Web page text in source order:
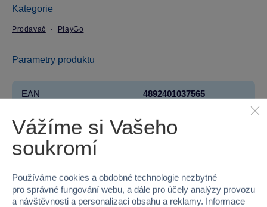
Kategorie
Prodavač PlayGo
Parametry produktu
EAN 4892401037565
Kód produktu 49P-3756
Značka
Věk od 2
Pohlaví HOLKA, KLUK
Vážíme si Vašeho
soukromí
Používáme cookies a obdobné technologie nezbytné
pro správné fungování webu, a dále pro účely analýzy provozu
a návštěvnosti a personalizaci obsahu a reklamy. Informace